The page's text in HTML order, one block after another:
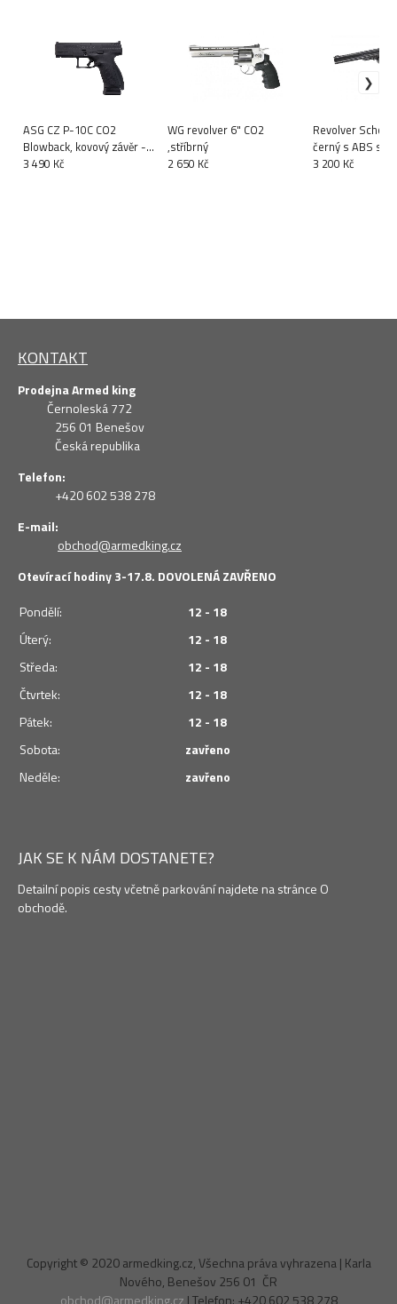
ASG CZ P-10C CO2
Blowback, kovový závěr -
Černá
3 490 Kč
WG revolver 6" CO2
,stříbrný
2 650 Kč
Revolver
černý s ABS
3 200 Kč
KONTAKT
Prodejna Armed king
Černoleská 772
256 01 Benešov
Česká republika
Telefon:
+420 602 538 278
E-mail:
obchod@armedking.cz
Otevírací hodiny 3-17.8. DOVOLENÁ ZAVŘENO
Pondělí:
12 - 18
Úterý:
12 - 18
Středa:
12 - 18
Čtvrtek:
12 - 18
Pátek:
12 - 18
Sobota:
zavřeno
Neděle:
zavřeno
JAK SE K NÁM DOSTANETE?
Detailní popis cesty včetně parkování najdete na stránce O
obchodě.
Copyright © 2020 armedking.cz, Všechna práva vyhrazena | Karla
Nového, Benešov 256 01 ČR
obchod@armedking.cz | Telefon: +420 602 538 278